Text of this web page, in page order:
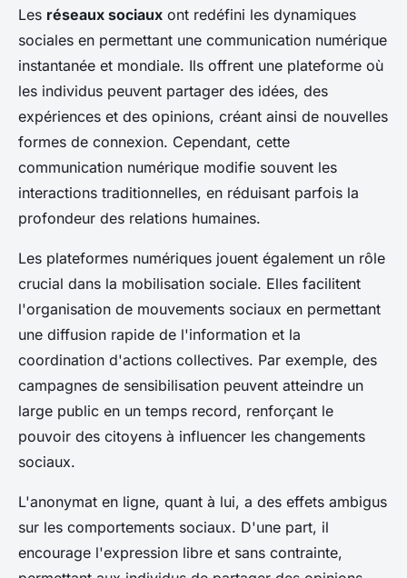
Les réseaux sociaux ont redéfini les dynamiques
sociales en permettant une communication numérique
instantanée et mondiale. Ils offrent une plateforme où
les individus peuvent partager des idées, des
expériences et des opinions, créant ainsi de nouvelles
formes de connexion. Cependant, cette
communication numérique modifie souvent les
interactions traditionnelles, en réduisant parfois la
profondeur des relations humaines.
Les plateformes numériques jouent également un rôle
crucial dans la mobilisation sociale. Elles facilitent
l'organisation de mouvements sociaux en permettant
une diffusion rapide de l'information et la
coordination d'actions collectives. Par exemple, des
campagnes de sensibilisation peuvent atteindre un
large public en un temps record, renforçant le
pouvoir des citoyens à influencer les changements
sociaux.
L'anonymat en ligne, quant à lui, a des effets ambigus
sur les comportements sociaux. D'une part, il
encourage l'expression libre et sans contrainte,